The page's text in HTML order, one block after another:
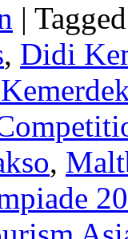
| Tagged
, Didi
,